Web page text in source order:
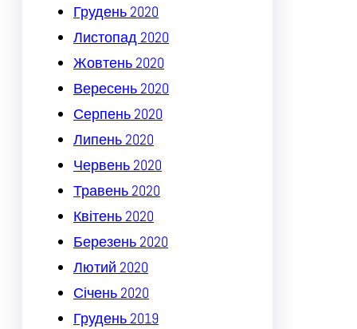
Грудень 2020
Листопад 2020
Жовтень 2020
Вересень 2020
Серпень 2020
Липень 2020
Червень 2020
Травень 2020
Квітень 2020
Березень 2020
Лютий 2020
Січень 2020
Грудень 2019